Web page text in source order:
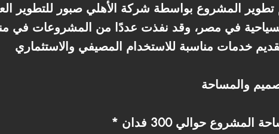
تطوير المشروع بواسطة شركة الأهلي صبور للتطوير
في مصر، وقد نفذت عددًا من المشروعات في
والمساحة
المشروع حوالي 300 فدان